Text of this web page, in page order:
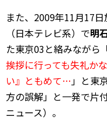
また、2009年11月17
（日本テレビ系）で明
た東京03と絡みながら
挨拶に行っても失礼か
い』ともめて…」と東
方の誤解」と一発で片
ニュース）。